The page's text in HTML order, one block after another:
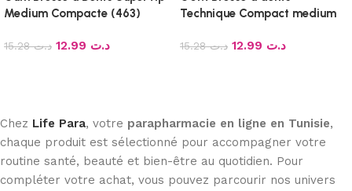
Medium Compacte (463)
د.ت15.28 د.ت
Technique Compact medium
د.ت15.28 د.ت
Chez Life Para, votre parapharmacie en ligne en Tunisie,
chaque produit est sélectionné pour accompagner votre
routine santé, beauté et bien-être au quotidien. Pour
compléter votre achat, vous pouvez parcourir nos univers